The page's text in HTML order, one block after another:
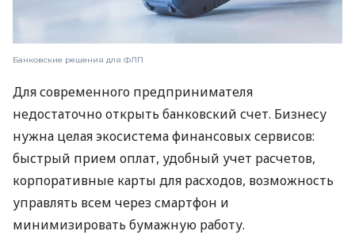
Банковские решения для ФЛП
Для современного предпринимателя
недостаточно открыть банковский счет. Бизнесу
нужна целая экосистема финансовых сервисов:
быстрый прием оплат, удобный учет расчетов,
корпоративные карты для расходов, возможность
управлять всем через смартфон и
минимизировать бумажную работу.